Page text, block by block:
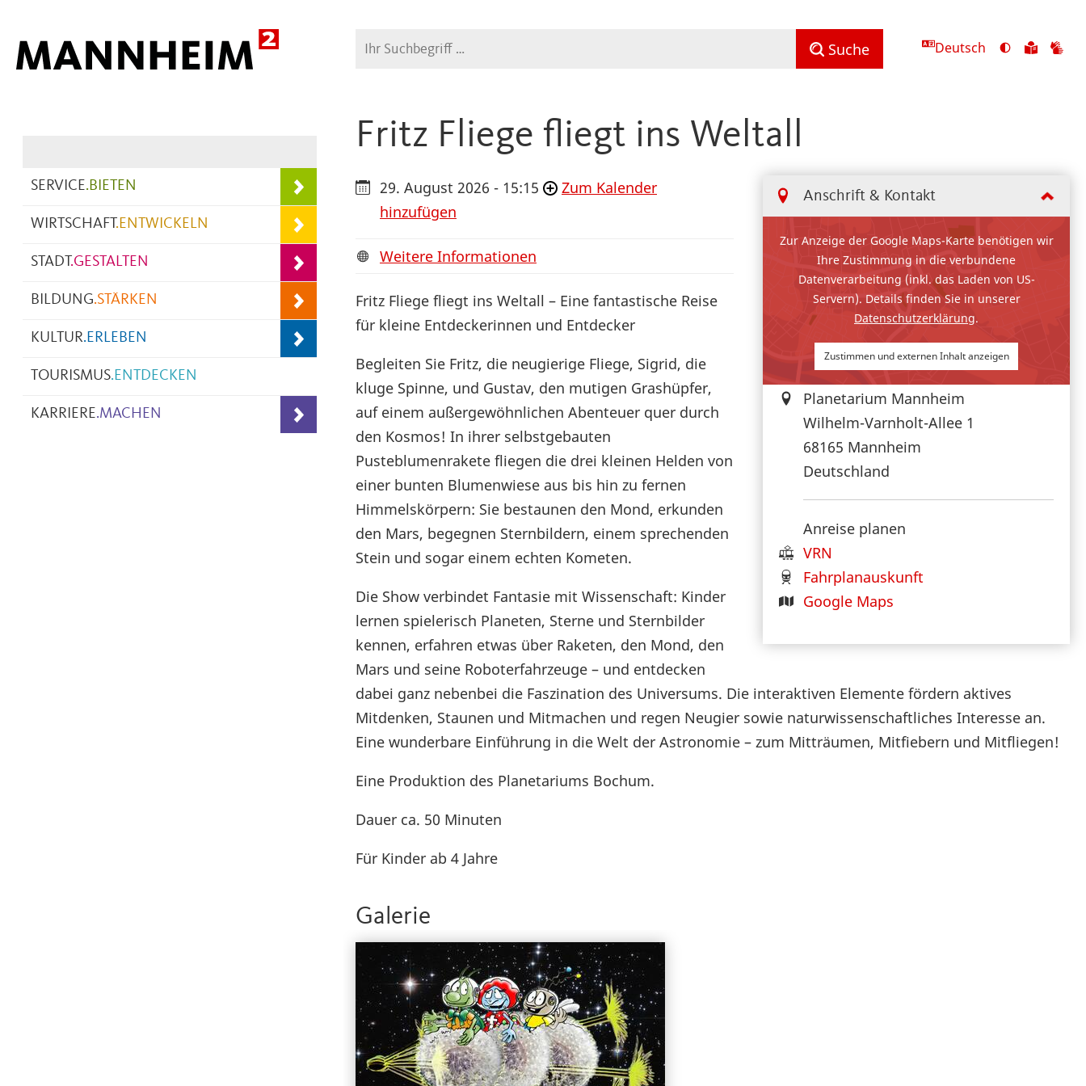
Suche Suche Deutsch
Ansicht
Zu
SERVICE.BIETEN
WIRTSCHAFT.ENTWICKELN
STADT.GESTALTEN
BILDUNG.STÄRKEN
KULTUR.ERLEBEN
TOURISMUS.ENTDECKEN
KARRIERE.MACHEN
Fritz Fliege fliegt ins Weltall
Anschrift & Kontakt
Zur Anzeige der Google Maps-Karte benötigen wir
Ihre Zustimmung in die verbundene
Datenverarbeitung (inkl. das Laden von US-
Servern). Details finden Sie in unserer
Datenschutzerklärung.
Zustimmen und externen Inhalt anzeigen
Planetarium Mannheim
Wilhelm-Varnholt-Allee 1
68165 Mannheim
Deutschland
Anreise planen
VRN
Fahrplanauskunft
Google Maps
29. August 2026 - 15:15
Zum Kalender
hinzufügen
Weitere Informationen
Fritz Fliege fliegt ins Weltall – Eine fantastische Reise
für kleine Entdeckerinnen und Entdecker
Begleiten Sie Fritz, die neugierige Fliege, Sigrid, die
kluge Spinne, und Gustav, den mutigen Grashüpfer,
auf einem außergewöhnlichen Abenteuer quer durch
den Kosmos! In ihrer selbstgebauten
Pusteblumenrakete fliegen die drei kleinen Helden von
einer bunten Blumenwiese aus bis hin zu fernen
Himmelskörpern: Sie bestaunen den Mond, erkunden
den Mars, begegnen Sternbildern, einem sprechenden
Stein und sogar einem echten Kometen.
Die Show verbindet Fantasie mit Wissenschaft: Kinder
lernen spielerisch Planeten, Sterne und Sternbilder
kennen, erfahren etwas über Raketen, den Mond, den
Mars und seine Roboterfahrzeuge – und entdecken
dabei ganz nebenbei die Faszination des Universums. Die interaktiven Elemente fördern aktives
Mitdenken, Staunen und Mitmachen und regen Neugier sowie naturwissenschaftliches Interesse an.
Eine wunderbare Einführung in die Welt der Astronomie – zum Mitträumen, Mitfiebern und Mitfliegen!
Eine Produktion des Planetariums Bochum.
Dauer ca. 50 Minuten
Für Kinder ab 4 Jahre
Galerie